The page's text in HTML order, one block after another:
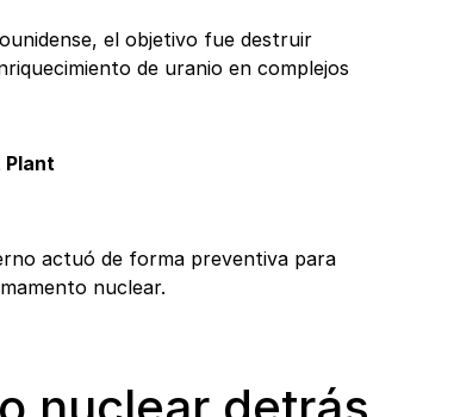
el objetivo fue destruir
de uranio en complejos
Plant
actuó de forma preventiva para
nuclear.